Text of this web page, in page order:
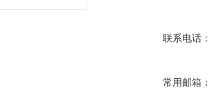
联系电话：
常用邮箱：